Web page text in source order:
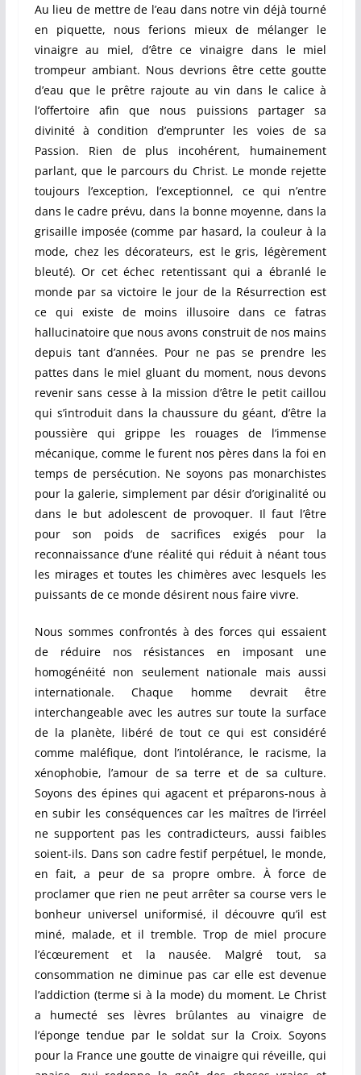
Au lieu de mettre de l’eau dans notre vin déjà tourné
en piquette, nous ferions mieux de mélanger le
vinaigre au miel, d’être ce vinaigre dans le miel
trompeur ambiant. Nous devrions être cette goutte
d’eau que le prêtre rajoute au vin dans le calice à
l’offertoire afin que nous puissions partager sa
divinité à condition d’emprunter les voies de sa
Passion. Rien de plus incohérent, humainement
parlant, que le parcours du Christ. Le monde rejette
toujours l’exception, l’exceptionnel, ce qui n’entre
dans le cadre prévu, dans la bonne moyenne, dans la
grisaille imposée (comme par hasard, la couleur à la
mode, chez les décorateurs, est le gris, légèrement
bleuté). Or cet échec retentissant qui a ébranlé le
monde par sa victoire le jour de la Résurrection est
ce qui existe de moins illusoire dans ce fatras
hallucinatoire que nous avons construit de nos mains
depuis tant d’années. Pour ne pas se prendre les
pattes dans le miel gluant du moment, nous devons
revenir sans cesse à la mission d’être le petit caillou
qui s’introduit dans la chaussure du géant, d’être la
poussière qui grippe les rouages de l’immense
mécanique, comme le furent nos pères dans la foi en
temps de persécution. Ne soyons pas monarchistes
pour la galerie, simplement par désir d’originalité ou
dans le but adolescent de provoquer. Il faut l’être
pour son poids de sacrifices exigés pour la
reconnaissance d’une réalité qui réduit à néant tous
les mirages et toutes les chimères avec lesquels les
puissants de ce monde désirent nous faire vivre.
Nous sommes confrontés à des forces qui essaient
de réduire nos résistances en imposant une
homogénéité non seulement nationale mais aussi
internationale. Chaque homme devrait être
interchangeable avec les autres sur toute la surface
de la planète, libéré de tout ce qui est considéré
comme maléfique, dont l’intolérance, le racisme, la
xénophobie, l’amour de sa terre et de sa culture.
Soyons des épines qui agacent et préparons-nous à
en subir les conséquences car les maîtres de l’irréel
ne supportent pas les contradicteurs, aussi faibles
soient-ils. Dans son cadre festif perpétuel, le monde,
en fait, a peur de sa propre ombre. À force de
proclamer que rien ne peut arrêter sa course vers le
bonheur universel uniformisé, il découvre qu’il est
miné, malade, et il tremble. Trop de miel procure
l’écœurement et la nausée. Malgré tout, sa
consommation ne diminue pas car elle est devenue
l’addiction (terme si à la mode) du moment. Le Christ
a humecté ses lèvres brûlantes au vinaigre de
l’éponge tendue par le soldat sur la Croix. Soyons
pour la France une goutte de vinaigre qui réveille, qui